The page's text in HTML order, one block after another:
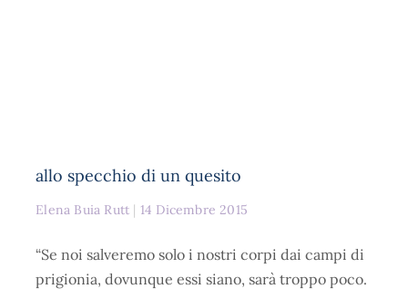
allo specchio di un quesito
Elena Buia Rutt 14 Dicembre 2015
“Se noi salveremo solo i nostri corpi dai campi di
prigionia, dovunque essi siano, sarà troppo poco.